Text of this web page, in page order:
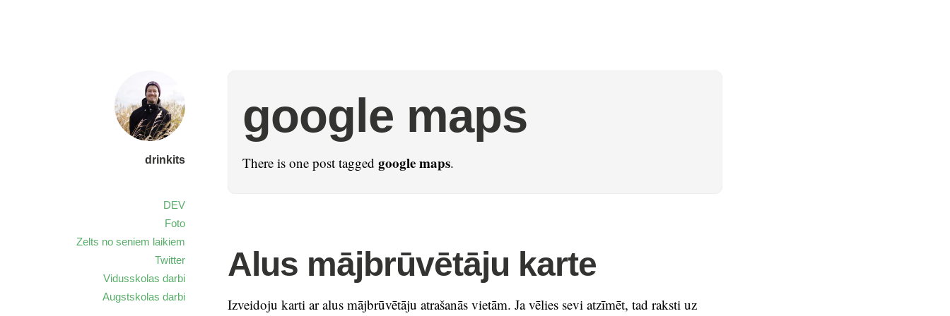
drinkits
DEV
Foto
Zelts no seniem laikiem
Twitter
Vidusskolas darbi
Augstskolas darbi
google maps
There is one post tagged google maps.
Alus mājbrūvētāju karte
Izveidoju karti ar alus mājbrūvētāju atrašanās vietām. Ja vēlies sevi atzīmēt, tad raksti uz